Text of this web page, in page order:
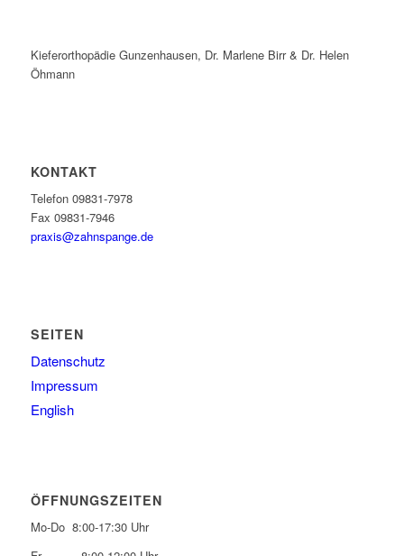
Kieferorthopädie Gunzenhausen, Dr. Marlene Birr & Dr. Helen
Öhmann
KONTAKT
Telefon 09831-7978
Fax 09831-7946
praxis@zahnspange.de
SEITEN
Datenschutz
Impressum
English
ÖFFNUNGSZEITEN
Mo-Do 8:00-17:30 Uhr